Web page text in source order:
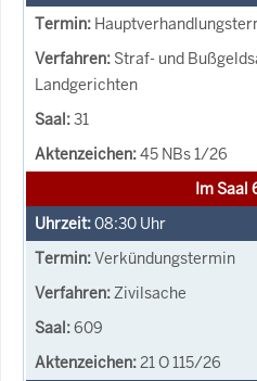
Straf- und
Landgerichten
31
45 NBs 1/26
Im Saal
08:30 Uhr
Verkündungstermin
Zivilsache
609
21 O 115/26